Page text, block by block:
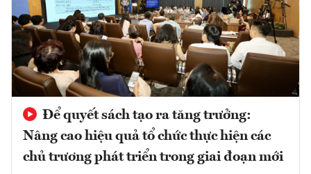
Để quyết sách tạo ra tăng trưởng:
Nâng cao hiệu quả tổ chức thực hiện các
chủ trương phát triển trong giai đoạn mới